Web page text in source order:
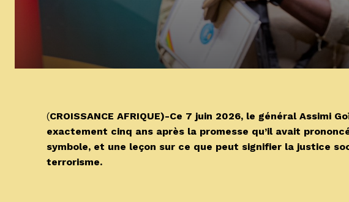
(CROISSANCE AFRIQUE)-Ce 7 juin 2026, le général Assimi
exactement cinq ans après la promesse qu’il avait
symbole, et une leçon sur ce que peut signifier la justice
terrorisme.